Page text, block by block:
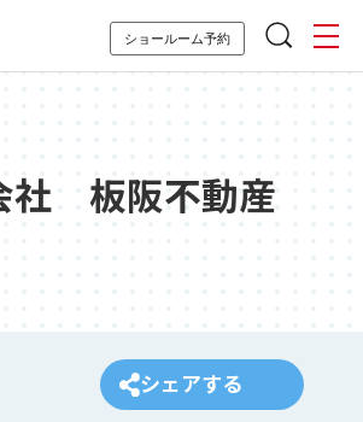
ショールーム予約
社 板阪不動産
シェアする